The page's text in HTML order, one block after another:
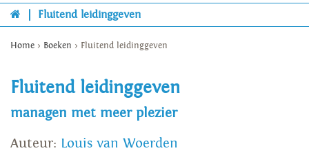
Fluitend leidinggeven
Home > Boeken > Fluitend leidinggeven
Fluitend leidinggeven
managen met meer plezier
Auteur: Louis van Woerden